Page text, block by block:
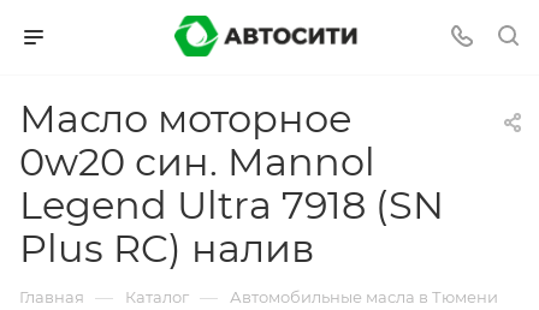
Масло моторное
0w20 син. Mannol
Legend Ultra 7918 (SN
Plus RC) налив
Главная — Каталог — Автомобильные масла в Тюмени